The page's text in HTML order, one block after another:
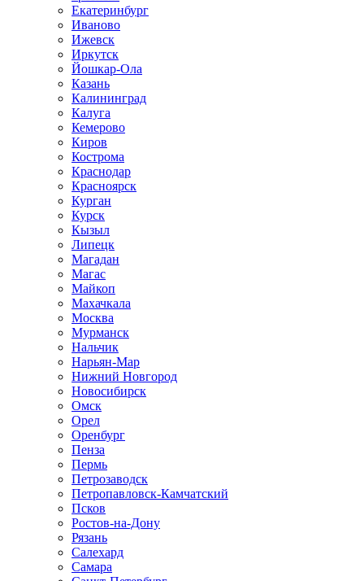
Екатеринбург
Иваново
Ижевск
Иркутск
Йошкар-Ола
Казань
Калининград
Калуга
Кемерово
Киров
Кострома
Краснодар
Красноярск
Курган
Курск
Кызыл
Липецк
Магадан
Магас
Майкоп
Махачкала
Москва
Мурманск
Нальчик
Нарьян-Мар
Нижний Новгород
Новосибирск
Омск
Орел
Оренбург
Пенза
Пермь
Петрозаводск
Петропавловск-Камчатский
Псков
Ростов-на-Дону
Рязань
Салехард
Самара